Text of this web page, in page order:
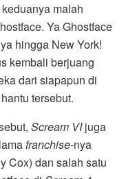
malah
Ya Ghostface
hingga New York!
kembali berjuang
dari siapapun di
tersebut.
Scream VIjuga
franchise-nya
Cox) dan salah satu